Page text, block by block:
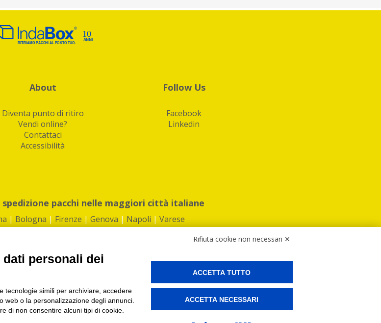
About
Diventa punto di ritiro
Vendi online?
Contattaci
Accessibilità
Follow Us
Facebook
Linkedin
pacchi nelle maggiori città italiane
| Bologna | Firenze | Genova | Napoli | Varese
| Cap.Soc.: 50.000€ |Whistleblowing|Privacy|Preferenze Cookies
Edicole e Kipoint per ritirare i tuoi acquisti online e spedire i tuoi pacchi.
Rifiuta cookie non necessari ✕
personali dei
tecnologie simili per archiviare, accedere
o la personalizzazione degli annunci.
di non consentire alcuni tipi di cookie.
ACCETTA TUTTO
ACCETTA NECESSARI